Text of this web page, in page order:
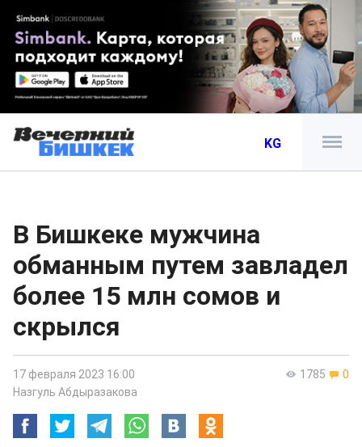
KG
В Бишкеке мужчина
обманным путем завладел
более 15 млн сомов и
скрылся
1785 0
17 февраля 2023 16:00
Назгуль Абдыразакова